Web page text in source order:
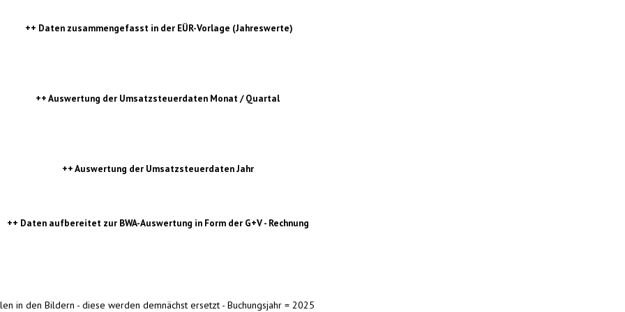
++ Daten zusammengefasst in der EÜR-Vorlage (Jahreswerte)
++ Auswertung der Umsatzsteuerdaten Monat / Quartal
++Auswertung der Umsatzsteuerdaten Jahr
++ Daten aufbereitet zur BWA-Auswertung in Form der G+V - Rechnung
in den Bildern - diese werden demnächst ersetzt - Buchungsjahr = 2025